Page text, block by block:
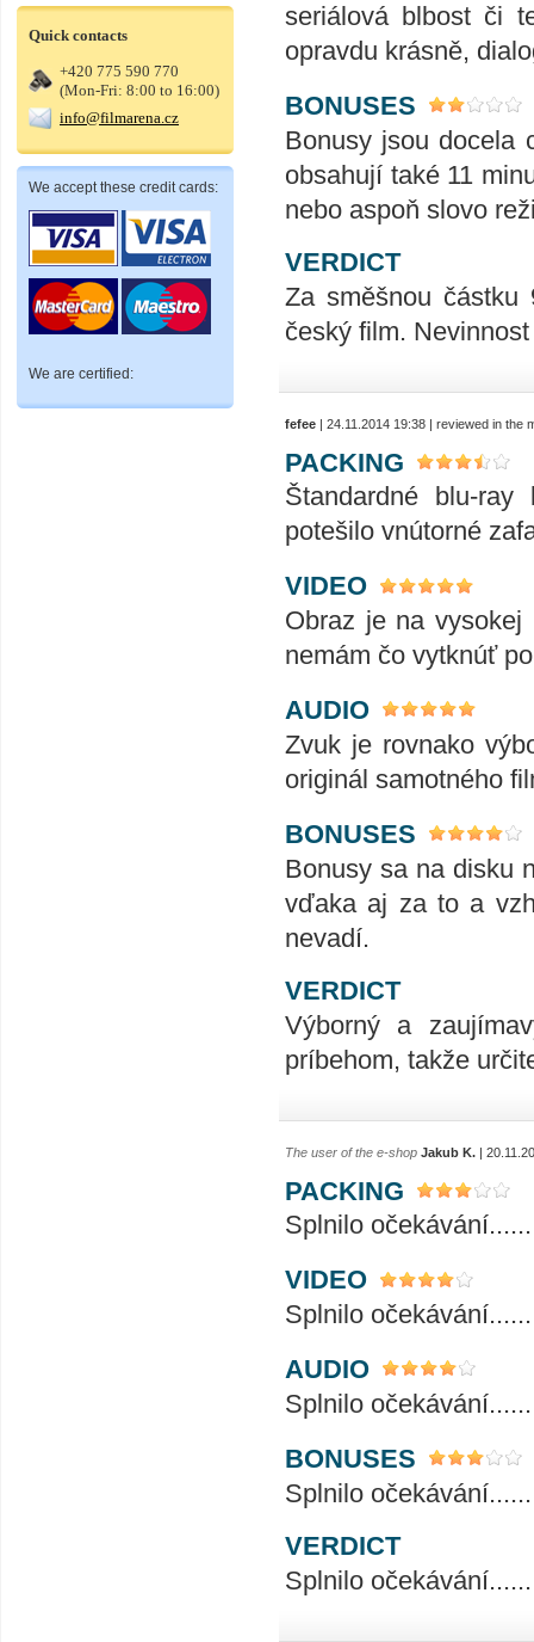
Quick contacts
+420 775 590 770
(Mon-Fri: 8:00 to 16:00)
info@filmarena.cz
We accept these credit cards:
We are certified:
seriálová blbost či
opravdu krásně,
BONUSES
Bonusy jsou docela
obsahují také 11
nebo aspoň slovo
VERDICT
Za směšnou
český film.
fefee | 24.11.2014 19:38 | reviewed in the
PACKING
Štandardné blu-
potešilo vnútorné
VIDEO
Obraz je na vysokej
nemám čo vytknúť
AUDIO
Zvuk je rovnako
originál samotného
BONUSES
Bonusy sa na disku
vďaka aj za to a
nevadí.
VERDICT
Výborný a
príbehom, takže
The user of the e-shop Jakub K. |
PACKING
Splnilo
VIDEO
Splnilo
AUDIO
Splnilo
BONUSES
Splnilo
VERDICT
Splnilo